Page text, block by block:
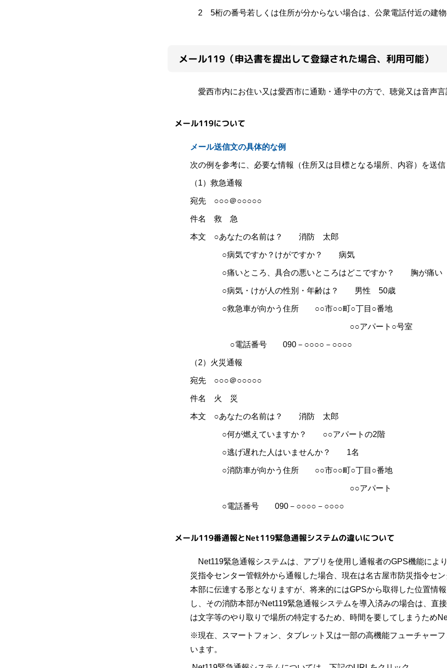
2 5桁の番号若しくは住所が分からない場合は、公衆電話付近の建
メール119（申込書を提出して登録された場合、利用可能）
愛西市内にお住い又は愛西市に通勤・通学中の方で、聴覚又は音声
メール119について
メール送信文の具体的な例
次の例を参考に、必要な情報（住所又は目標となる場所、内容）を送
（1）救急通報
宛先 ○○○＠○○○○○
件名 救 急
本文 ○あなたの名前は？ 消防 太郎
○病気ですか？けがですか？ 病気
○痛いところ、具合の悪いところはどこですか？ 胸が痛
○病気・けが人の性別・年齢は？ 男性 50歳
○救急車が向かう住所 ○○市○○町○丁目○番地
○○アパート○号室
○電話番号 090－○○○○－○○○○
（2）火災通報
宛先 ○○○＠○○○○○
件名 火 災
本文 ○あなたの名前は？ 消防 太郎
○何が燃えていますか？ ○○アパートの2階
○逃げ遅れた人はいませんか？ 1名
○消防車が向かう住所 ○○市○○町○丁目○番地
○○アパート
○電話番号 090－○○○○－○○○○
メール119番通報とNet119緊急通報システムの違いについて
Net119緊急通報システムは、アプリを使用し通報者のGPS機能によ
災指令センター管轄外から通報した場合、現在は名古屋市防災指令セ
本部に伝達する形となりますが、将来的にはGPSから取得した位置情
し、その消防本部がNet119緊急通報システムを導入済みの場合は、直
は文字等のやり取りで場所の特定するため、時間を要してしまうため
※現在、スマートフォン、タブレット又は一部の高機能フューチャー
います。